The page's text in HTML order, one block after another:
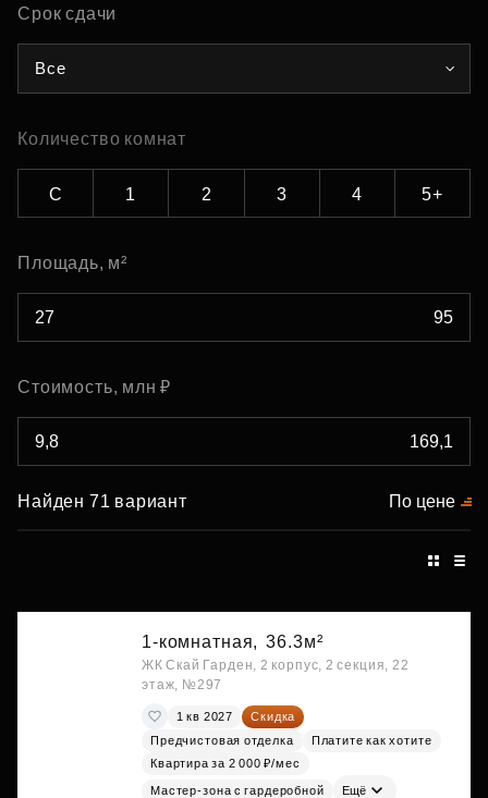
Срок сдачи
Все
Количество комнат
С 1 2 3 4 5+
Площадь, м²
Стоимость, млн ₽
Найден 71 вариант По цене
1-комнатная, 36.3м²
ЖК Скай Гарден, 2 корпус, 2 секция, 22
этаж, №297
1 кв 2027
Скидка
Предчистовая отделка
Платите как хотите
Квартира за 2 000 ₽/мес
Мастер-зона с гардеробной Ещё